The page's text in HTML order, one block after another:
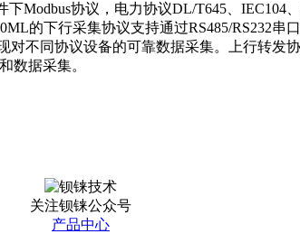
Modbus协议，电力协议DL/T645、IEC104
的下行采集协议支持通过RS485/RS232串
不同协议设备的可靠数据采集。上行转发
数据采集。
关注钡铼公众号
产品中心